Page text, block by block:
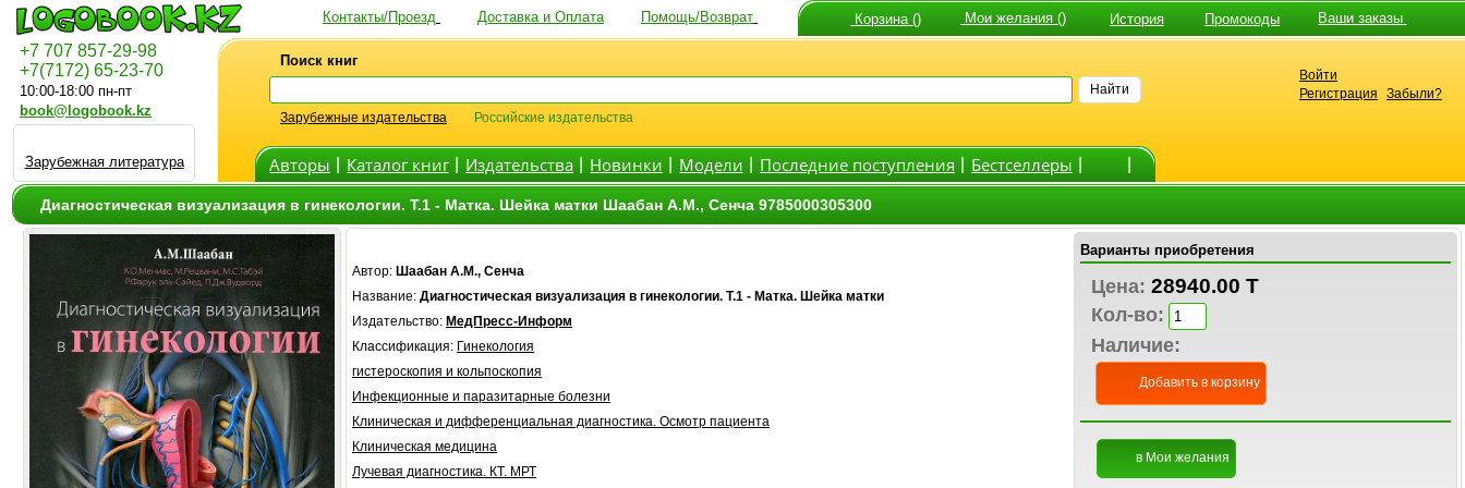
Контакты/Проезд Доставка и Оплата Помощь/Возврат Корзина () Мои желания () История Промокоды Ваши заказы
+7 707 857-29-98
+7(7172) 65-23-70
10:00-18:00 пн-пт
book@logobook.kz
Зарубежная литература
Поиск книг
Найти
Зарубежные издательства
Российские издательства
Авторы Каталог книг Издательства Новинки Модели Последние поступления Бестселлеры
Войти
Регистрация
Забыли?
Диагностическая визуализация в гинекологии. Т.1 - Матка. Шейка матки Шаабан А.М., Сенча 9785000305300
Варианты приобретения
Цена: 28940.00 T
Кол-во:
Наличие:
Добавить в корзину
в Мои желания
Автор: Шаабан А.М., Сенча
Название: Диагностическая визуализация в гинекологии. Т.1 - Матка. Шейка матки
Издательство: МедПресс-Информ
Классификация: Гинекология
гистероскопия и кольпоскопия
Инфекционные и паразитарные болезни
Клиническая и дифференциальная диагностика. Осмотр пациента
Клиническая медицина
Лучевая диагностика. КТ. МРТ